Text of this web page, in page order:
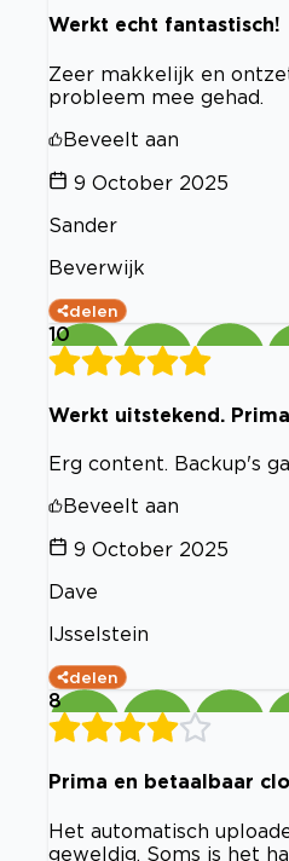
Werkt echt fantastisch!
Zeer makkelijk en
probleem mee gehad.
Beveelt aan
9 October 2025
Sander
Beverwijk
delen
10
Werkt uitstekend.
Erg content. Backup's
Beveelt aan
9 October 2025
Dave
IJsselstein
delen
8
Prima en betaalbaar
Het automatisch
geweldig. Soms is het